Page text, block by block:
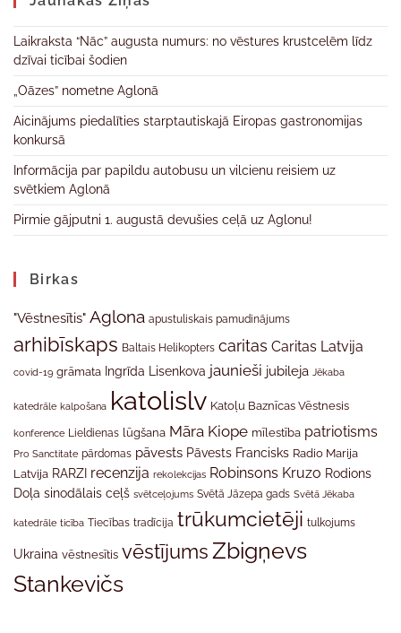
Laikraksta “Nāc” augusta numurs: no vēstures krustcelēm līdz
dzīvai ticībai šodien
„Oāzes” nometne Aglonā
Aicinājums piedalīties starptautiskajā Eiropas gastronomijas
konkursā
Informācija par papildu autobusu un vilcienu reisiem uz
svētkiem Aglonā
Pirmie gājputni 1. augustā devušies ceļā uz Aglonu!
Birkas
"Vēstnesītis" Aglona apustuliskais pamudinājums
arhibīskaps Baltais Helikopters caritas Caritas Latvija
covid-19 grāmata Ingrīda Lisenkova jaunieši jubileja Jēkaba
katedrāle kalpošana katolislv Katoļu Baznīcas Vēstnesis
konference Lieldienas lūgšana Māra Kiope mīlestība patriotisms
Pro Sanctitate pārdomas pāvests Pāvests Francisks Radio Marija
Latvija RARZI recenzija rekolekcijas Robinsons Kruzo Rodions
Doļa sinodālais ceļš svētceļojums Svētā Jāzepa gads Svētā Jēkaba
katedrāle ticība Tiecības tradīcija trūkumcietēji tulkojums
Ukraina vēstnesītis vēstījumsZbigņevs
Stankevičs